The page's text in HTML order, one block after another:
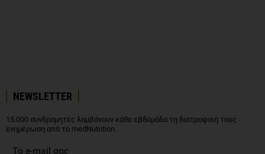
NEWSLETTER
15.000 συνδρομητές λαμβάνουν κάθε εβδομάδα τη διατροφική τους
ενημέρωση από το medNutrition.